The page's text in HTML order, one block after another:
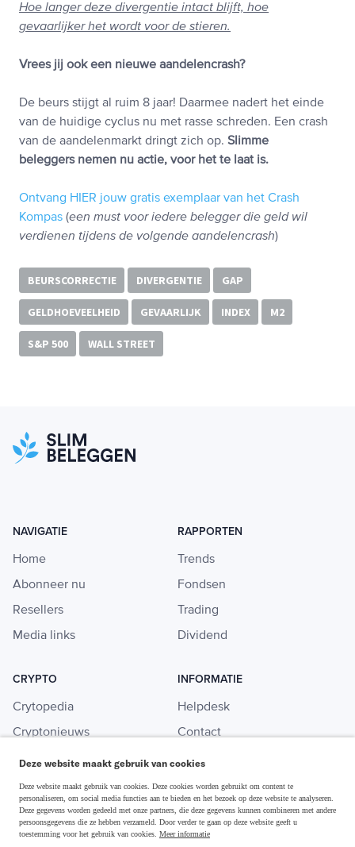
Hoe langer deze divergentie intact blijft, hoe
gevaarlijker het wordt voor de stieren.
Vrees jij ook een nieuwe aandelencrash?
De beurs stijgt al ruim 8 jaar! Daarmee nadert het einde
van de huidige cyclus nu met rasse schreden. Een crash
van de aandelenmarkt dringt zich op. Slimme
beleggers nemen nu actie, voor het te laat is.
Ontvang HIER jouw gratis exemplaar van het Crash
Kompas (een must voor iedere belegger die geld wil
verdienen tijdens de volgende aandelencrash)
BEURSCORRECTIE DIVERGENTIE GAP
GELDHOEVEELHEID GEVAARLIJK INDEX M2
S&P 500 WALL STREET
NAVIGATIE
Home
Abonneer nu
Resellers
Media links
RAPPORTEN
Trends
Fondsen
Trading
Dividend
CRYPTO
Crytopedia
Cryptonieuws
Crypto koopgids
Investeren in crypto
INFORMATIE
Helpdesk
Contact
Adverteren
Disclaimer & Privacy
Deze website maakt gebruik van cookies
Deze website maakt gebruik van cookies. Deze cookies worden gebruikt om content te
personaliseren, om social media functies aan te bieden en het bezoek op deze website te analyseren.
Deze gegevens worden gedeeld met onze partners, die deze gegevens kunnen combineren met andere
persoonsgegevens die ze hebben verzameld. Door verder te gaan op deze website geeft u
toestemming voor het gebruik van cookies. Meer informatie